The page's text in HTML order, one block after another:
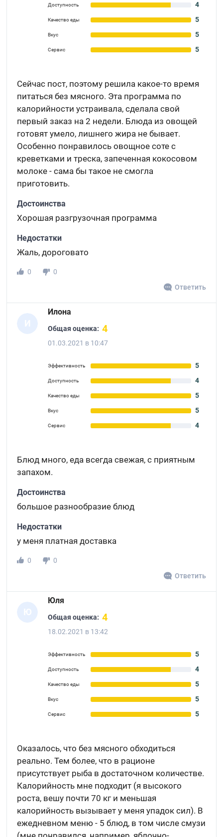
Доступность 4
Качество еды 5
Вкус 5
Сервис 5
Сейчас пост, поэтому решила какое-то время
питаться без мясного. Эта программа по
калорийности устраивала, сделала свой
первый заказ на 2 недели. Блюда из овощей
готовят умело, лишнего жира не бывает.
Особенно понравилось овощное соте с
креветками и треска, запеченная кокосовом
молоке - сама бы такое не смогла
приготовить.
Достоинства
Хорошая разгрузочная программа
Недостатки
Жаль, дороговато
0
0
Ответить
И
Илона
Общая оценка: 4
01.03.2021 в 10:47
Эффективность 5
Доступность 4
Качество еды 5
Вкус 5
Сервис 4
Блюд много, еда всегда свежая, с приятным
запахом.
Достоинства
большое разнообразие блюд
Недостатки
у меня платная доставка
0
0
Ответить
Ю
Юля
Общая оценка: 4
18.02.2021 в 13:42
Эффективность 5
Доступность 4
Качество еды 5
Вкус 5
Сервис 5
Оказалось, что без мясного обходиться
реально. Тем более, что в рационе
присутствует рыба в достаточном количестве.
Калорийность мне подходит (я высокого
роста, вешу почти 70 кг и меньшая
калорийность вызывает у меня упадок сил). В
ежедневном меню - 5 блюд, в том числе смузи